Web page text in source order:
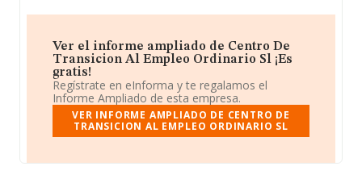
Ver el informe ampliado de Centro De
Transicion Al Empleo Ordinario Sl ¡Es
gratis!
Regístrate en eInforma y te regalamos el
Informe Ampliado de esta empresa.
VER INFORME AMPLIADO DE CENTRO DE
TRANSICION AL EMPLEO ORDINARIO SL